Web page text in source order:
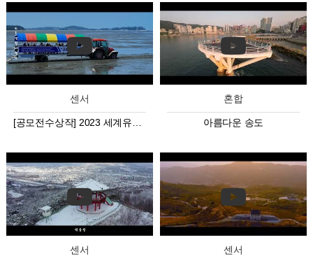
센서
[공모전수상작] 2023 세계유산도시 고창 방문의 해 영상공모전
혼합
아름다운 송도
센서 센서